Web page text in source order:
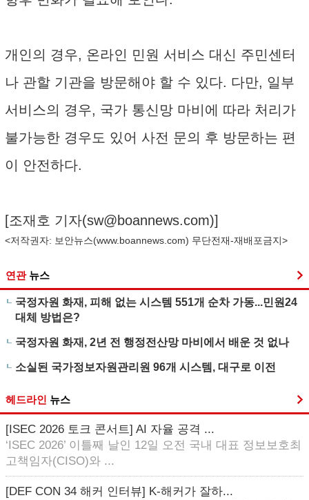
개인의 경우, 온라인 민원 서비스 대신 주민센터
나 관할 기관을 방문해야 할 수 있다. 다만, 일부
서비스의 경우, 국가 통신망 마비에 따라 처리가
불가능한 경우도 있어 사전 문의 후 방문하는 편
이 안전하다.
[조재호 기자(sw@boannews.com)]
<저작권자: 보안뉴스(www.boannews.com) 무단전재-재배포금지>
연관 뉴스
국정자원 화재, 피해 없는 시스템 551개 순차 가동...민원24
대체 방법은?
국정자원 화재, 2년 전 행정전산망 마비에서 배운 것 없나
소실된 국가정보자원관리원 96개 시스템, 대구로 이전
헤드라인 뉴스
[ISEC 2026 토크 콘서트] AI 자율 공격 ...
‘ISEC 2026’ 이틀째 날인 12일 오전 국내 대표 정보보호최
고책임자(CISO)와 ...
[DEF CON 34 해커 인터뷰] K-해커가 잘하...